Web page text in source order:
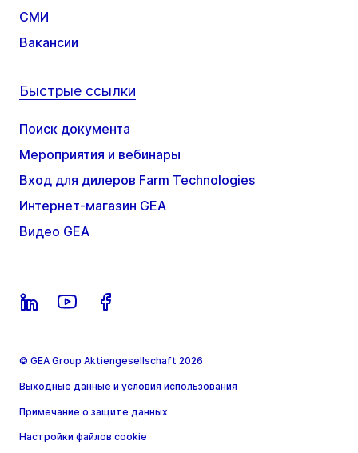
СМИ
Вакансии
Быстрые ссылки
Поиск документа
Мероприятия и вебинары
Вход для дилеров Farm Technologies
Интернет-магазин GEA
Видео GEA
© GEA Group Aktiengesellschaft 2026
Выходные данные и условия использования
Примечание о защите данных
Настройки файлов cookie